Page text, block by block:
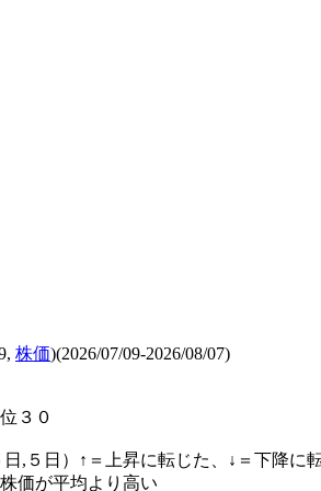
株価)(2026/07/09-2026/08/07)
３０
,５日）↑＝上昇に転じた、↓＝下降に
価が平均より高い